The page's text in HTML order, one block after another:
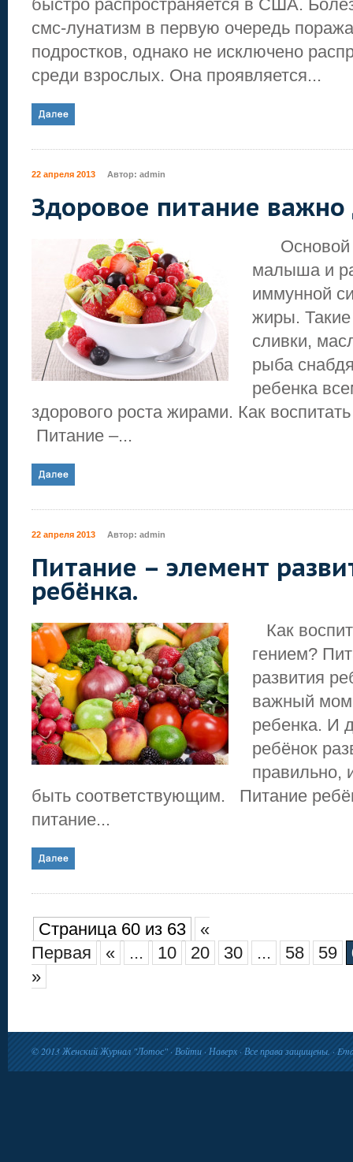
быстро распространяется в США.
смс-лунатизм в первую очередь
подростков, однако не исключено
среди взрослых. Она проявляется...
22 апреля 2013 Автор: admin
Здоровое питание важно
Основой
малыша и
иммунной
жиры. Такие
сливки,
рыба
ребенка
здорового роста жирами. Как
Питание –...
22 апреля 2013 Автор: admin
Питание – элемент
ребёнка.
Как
гением?
развития
важный
ребенка. И
ребёнок
правильно,
быть соответствующим. Питание
питание...
Страница 60 из 63
«
Первая
« ... 10 20 30 ... 58 59
»
© 2013Женский Журнал "Лотос"·Войти·Наверх · Все права защищены. ·